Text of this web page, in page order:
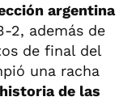
argentina
2, además de
de final del
una racha
de las